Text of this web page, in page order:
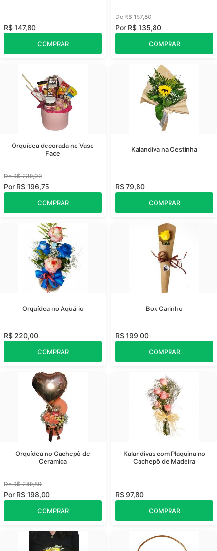
R$ 147,80
COMPRAR
De R$ 157,80
Por R$ 135,80
COMPRAR
Orquídea decorada no Vaso
Face
De R$ 239,00
Por R$ 196,75
COMPRAR
Kalandiva na Cestinha
R$ 79,80
COMPRAR
Orquídea no Aquário
R$ 220,00
COMPRAR
Box Carinho
R$ 199,00
COMPRAR
Orquídea no Cachepô de
Ceramica
De R$ 249,80
Por R$ 198,00
COMPRAR
Kalandivas com Plaquina no
Cachepô de Madeira
R$ 97,80
COMPRAR